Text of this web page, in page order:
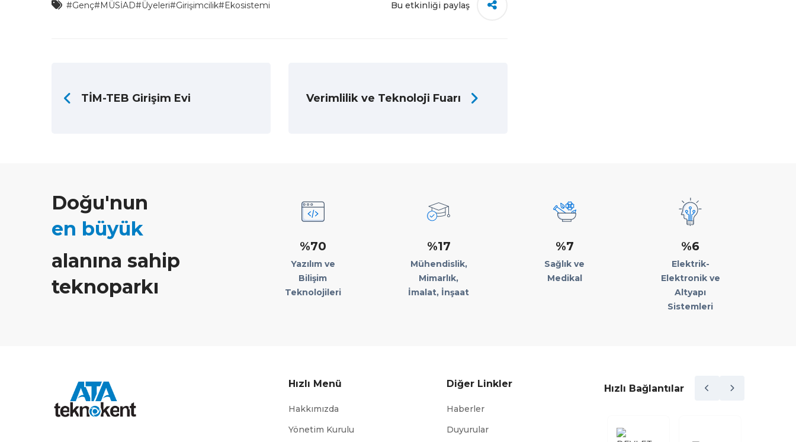
#Genç#MÜSİAD#Üyeleri#Girişimcilik#Ekosistemi Bu etkinliği paylaş
TİM-TEB Girişim Evi Verimlilik ve Teknoloji Fuarı
Doğu'nun
en büyük
alanına sahip
teknoparkı
%70
Yazılım ve
Bilişim
Teknolojileri
%17
Mühendislik,
Mimarlık,
İmalat, İnşaat
%7
Sağlık ve
Medikal
%6
Elektrik-
Elektronik ve
Altyapı
Sistemleri
Hızlı Menü
Hakkımızda
Yönetim Kurulu
Diğer Linkler
Haberler
Duyurular
Hızlı Bağlantılar